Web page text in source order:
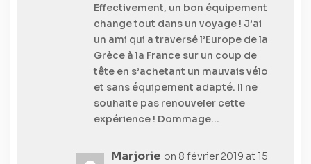
Effectivement, un bon équipement
change tout dans un voyage ! J’ai
un ami qui a traversé l’Europe de la
Grèce à la France sur un coup de
tête en s’achetant un mauvais vélo
et sans équipement adapté. Il ne
souhaite pas renouveler cette
expérience ! Dommage…
Marjorie on 8 février 2019 at 15